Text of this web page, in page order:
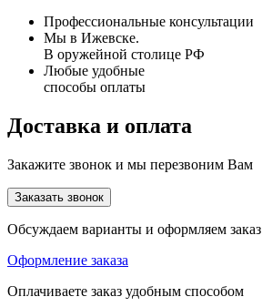
Профессиональные консультации
Мы в Ижевске.
В оружейной столице РФ
Любые удобные
способы оплаты
Доставка и оплата
Закажите звонок и мы перезвоним Вам
Заказать звонок
Обсуждаем варианты и оформляем заказ
Оформление заказа
Оплачиваете заказ удобным способом